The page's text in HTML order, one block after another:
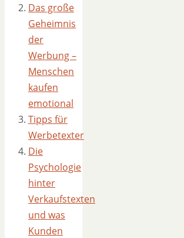
Das große
Geheimnis
der
Werbung –
Menschen
kaufen
emotional
Tipps für
Werbetexter
Die
Psychologie
hinter
Verkaufstexten
und was
Kunden